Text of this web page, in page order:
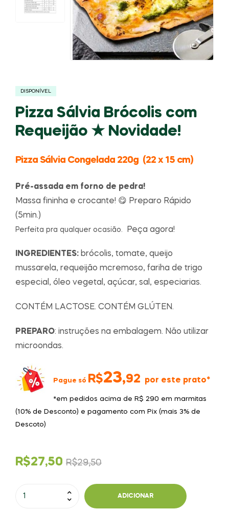
DISPONÍVEL
Pizza Sálvia Brócolis com
Requeijão ★ Novidade!
Pizza Sálvia Congelada 220g (22 x 15 cm)
Pré-assada em forno de pedra!
Massa fininha e crocante! 😋 Preparo Rápido
(5min.)
Perfeita pra qualquer ocasião. Peça agora!
INGREDIENTES: brócolis, tomate, queijo
mussarela, requeijão mcremoso, fariha de trigo
especial, óleo vegetal, açúcar, sal, especiarias.
CONTÉM LACTOSE. CONTÉM GLÚTEN.
PREPARO: instruções na embalagem. Não utilizar
microondas.
Pague só R$23,92 por este prato*
*em pedidos acima de R$ 290 em marmitas
(10% de Desconto) e pagamento com Pix (mais 3% de
Descoto)
R$29,50
R$27,50
ADICIONAR